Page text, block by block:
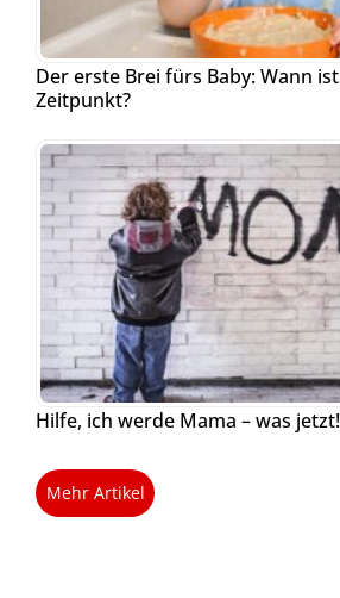
Der erste Brei fürs Baby: Wann
Zeitpunkt?
Hilfe, ich werde Mama – was jetzt!
Mehr Artikel